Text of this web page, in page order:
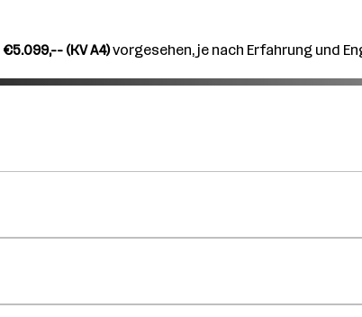
€5.099,-- (KV A4)vorgesehen, je nach Erfahrung und